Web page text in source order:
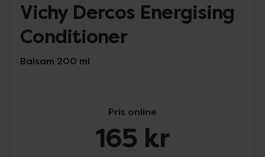
Vichy Dercos Energising
Conditioner
Balsam 200 ml
Pris online
165 kr